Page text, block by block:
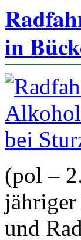
in
(pol –
jähriger
und